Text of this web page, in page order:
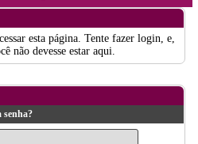
esta página. Tente fazer login, e,
não devesse estar aqui.
senha?